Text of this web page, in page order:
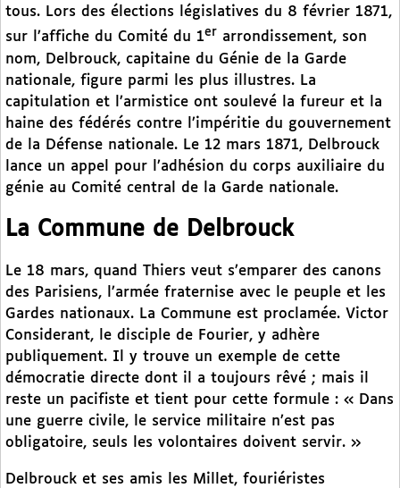
tous. Lors des élections législatives du 8 février 1871,
sur l’affiche du Comité du 1er arrondissement, son
nom, Delbrouck, capitaine du Génie de la Garde
nationale, figure parmi les plus illustres. La
capitulation et l’armistice ont soulevé la fureur et la
haine des fédérés contre l’impéritie du gouvernement
de la Défense nationale. Le 12 mars 1871, Delbrouck
lance un appel pour l’adhésion du corps auxiliaire du
génie au Comité central de la Garde nationale.
La Commune de Delbrouck
Le 18 mars, quand Thiers veut s’emparer des canons
des Parisiens, l’armée fraternise avec le peuple et les
Gardes nationaux. La Commune est proclamée. Victor
Considerant, le disciple de Fourier, y adhère
publiquement. Il y trouve un exemple de cette
démocratie directe dont il a toujours rêvé ; mais il
reste un pacifiste et tient pour cette formule : « Dans
une guerre civile, le service militaire n’est pas
obligatoire, seuls les volontaires doivent servir. »
Delbrouck et ses amis les Millet, fouriéristes